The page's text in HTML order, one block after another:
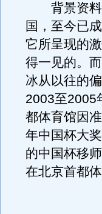
背景资料
国，至今已
它所呈现的
得一见的。
冰从以往的
2003至2005
都体育馆因
年中国杯大
的中国杯移
在北京首都体